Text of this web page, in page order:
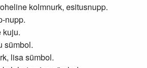
kolmnurk, esitusnupp.
nupp.
kuju.
sümbol.
lisa sümbol.